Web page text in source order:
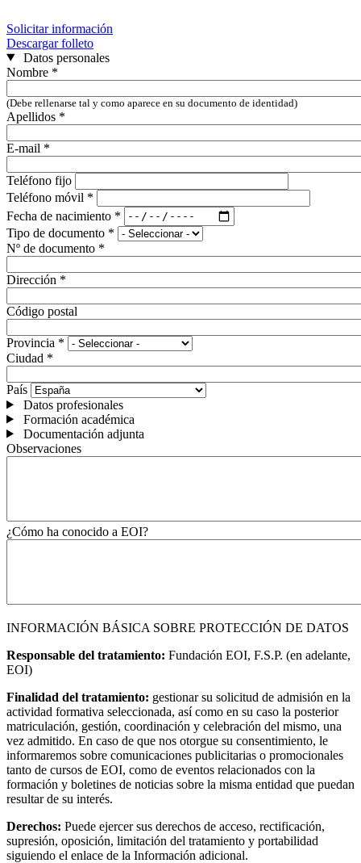
Solicitar información
Descargar folleto
Datos personales
Nombre *
(Debe rellenarse tal y como aparece en su documento de identidad)
Apellidos *
E-mail *
Teléfono fijo
Teléfono móvil *
Fecha de nacimiento *
Tipo de documento *
Nº de documento *
Dirección *
Código postal
Provincia *
Ciudad *
País
Datos profesionales
Formación académica
Documentación adjunta
Observaciones
¿Cómo ha conocido a EOI?
INFORMACIÓN BÁSICA SOBRE PROTECCIÓN DE DATOS
Responsable del tratamiento: Fundación EOI, F.S.P. (en adelante,
EOI)
Finalidad del tratamiento: gestionar su solicitud de admisión en la
actividad formativa seleccionada, así como en su caso la posterior
matriculación, gestión, coordinación y celebración del mismo, una
vez admitido. En caso de que nos otorgue su consentimiento, le
informaremos sobre comunicaciones publicitarias o promocionales
tanto de cursos de EOI, como de eventos relacionados con la
formación y boletines de noticias sobre la misma entidad que puedan
resultar de su interés.
Derechos: Puede ejercer sus derechos de acceso, rectificación,
supresión, oposición, limitación del tratamiento y portabilidad
siguiendo el enlace de la Información adicional.